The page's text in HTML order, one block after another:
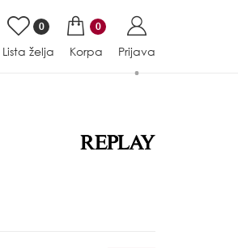
0
Lista želja
0
Korpa Prijava